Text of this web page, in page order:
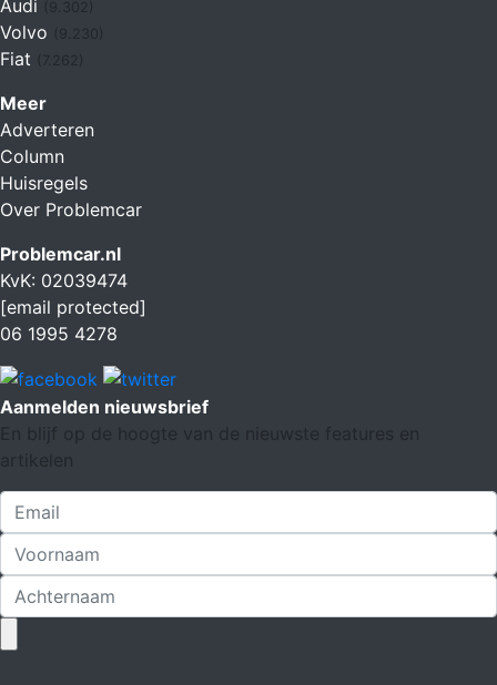
Audi
Volvo
Fiat (7.262)
Meer
Adverteren
Column
Huisregels
Over Problemcar
Problemcar.nl
KvK: 02039474
[email protected]
06 1995 4278
Aanmelden nieuwsbrief
En blijf op de hoogte van de nieuwste features en
artikelen